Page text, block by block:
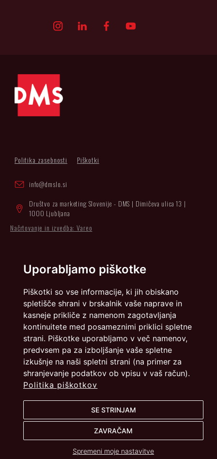
Uporabljamo piškotke
Piškotki so vse informacije, ki jih obiskano
spletišče shrani v brskalnik vaše naprave in
kasneje prikliče z namenom zagotavljanja
kontinuitete med posameznimi priklici spletne
strani. Piškotke uporabljamo v več namenov,
predvsem pa za izboljšanje vaše spletne
izkušnje na naši spletni strani (na primer za
shranjevanje podatkov ob vpisu v vaš račun).
Politika piškotkov
SE STRINJAM
ZAVRAČAM
Spremeni moje nastavitve
Politika zasebnosti Piškotki
info@dmslo.si
Društvo za marketing Slovenije - DMS | Dimičeva ulica 13 |
1000 Ljubljana
Načrtovanje in izvedba: Vareo